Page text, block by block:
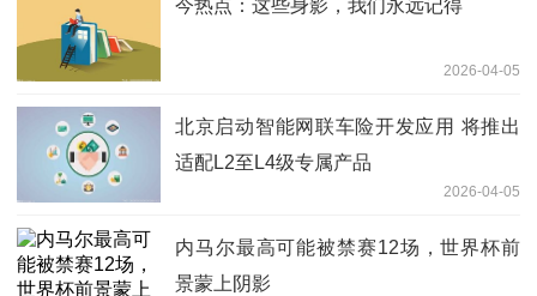
今热点：这些身影，我们永远记得
2026-04-05
北京启动智能网联车险开发应用 将推出
适配L2至L4级专属产品
2026-04-05
内马尔最高可能被禁赛12场，世界杯前
景蒙上阴影